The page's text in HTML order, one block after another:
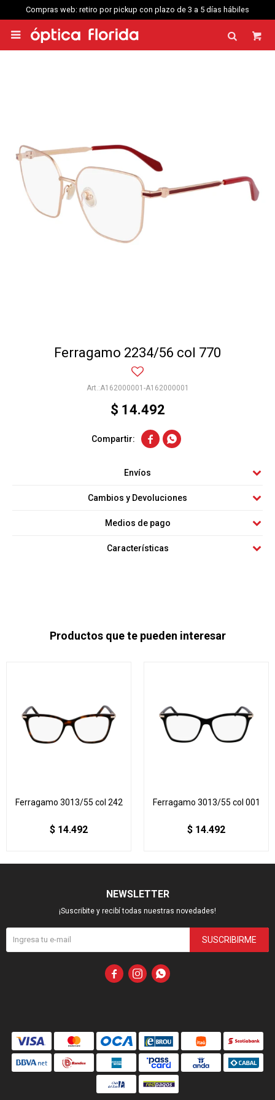
Compras web: retiro por pickup con plazo de 3 a 5 días hábiles

Ferragamo 2234/56 col 770
A162000001-A162000001
$ 14.492
 
Envíos
Cambios y Devoluciones
Medios de pago
Características
Productos que te pueden interesar
Ferragamo 3013/55 col 242
$ 14.492
Ferragamo 3013/55 col 001
$ 14.492
NEWSLETTER
¡Suscribite y recibí todas nuestras novedades!
SUSCRIBIRME
  